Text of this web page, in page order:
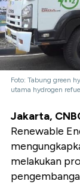
Foto: Tabung green
utama hydrogen
Jakarta,
Renewable
melakukan